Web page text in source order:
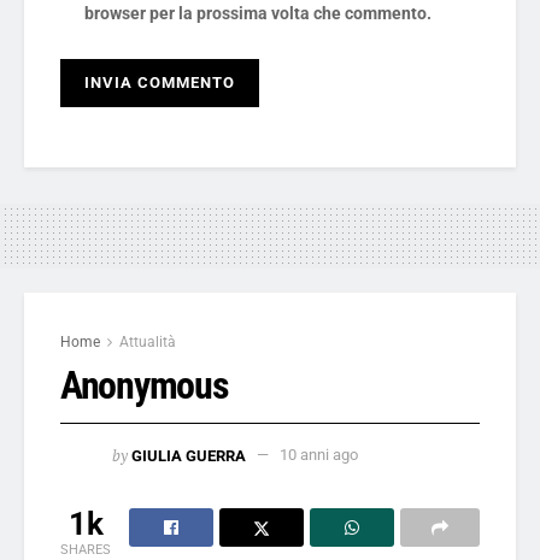
browser per la prossima volta che commento.
Home Attualità
Anonymous
by GIULIA GUERRA 10 anni ago
1k
SHARES